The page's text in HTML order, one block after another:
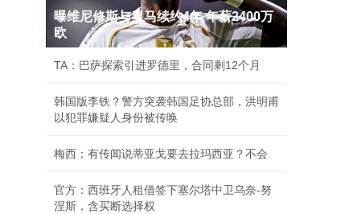
曝维尼修斯与皇马续约4年 年薪2400万
欧
TA：巴萨探索引进罗德里，合同剩12个月
韩国版李铁？警方突袭韩国足协总部，洪明甫
以犯罪嫌疑人身份被传唤
梅西：有传闻说蒂亚戈要去拉玛西亚？不会
官方：西班牙人租借签下塞尔塔中卫乌奈-努
涅斯，含买断选择权